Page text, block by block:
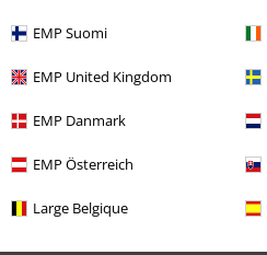
EMP Suomi
EMP United Kingdom
EMP Danmark
EMP Österreich
Large Belgique
Overige acties
Prijsvragen
Large Cadeaubonnen
Large Studentenkorting
EMP Backstage Club